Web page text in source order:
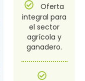
Oferta
integral para
el sector
agrícola y
ganadero.